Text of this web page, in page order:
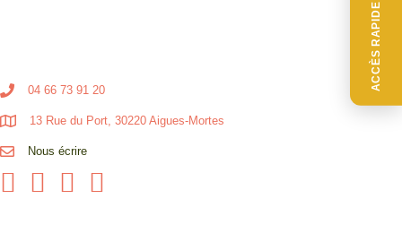
ACCÈS RAPIDE
04 66 73 91 20
13 Rue du Port, 30220 Aigues-Mortes
Nous écrire